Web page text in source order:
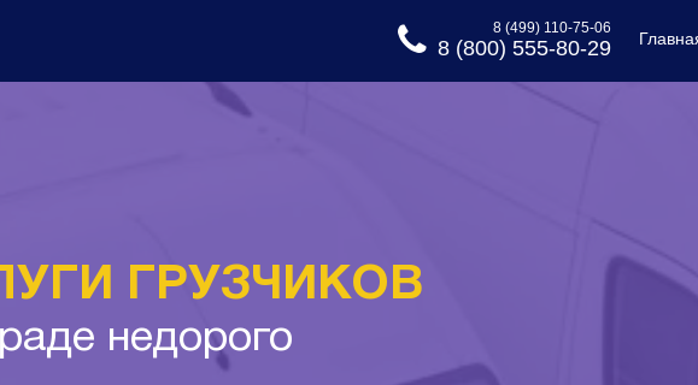
8 (499) 110-75-06
8 (800) 555-80-29
ГРУЗЧИКОВ
недорого